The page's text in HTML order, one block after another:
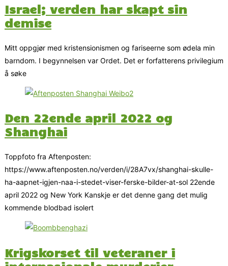
Israel; verden har skapt sin
demise
Mitt oppgjør med kristensionismen og fariseerne som ødela min
barndom. I begynnelsen var Ordet. Det er forfatterens privilegium
å søke
Den 22ende april 2022 og
Shanghai
Toppfoto fra Aftenposten:
https://www.aftenposten.no/verden/i/28A7vx/shanghai-skulle-
ha-aapnet-igjen-naa-i-stedet-viser-ferske-bilder-at-sol 22ende
april 2022 og New York Kanskje er det denne gang det mulig
kommende blodbad isolert
Krigskorset til veteraner i